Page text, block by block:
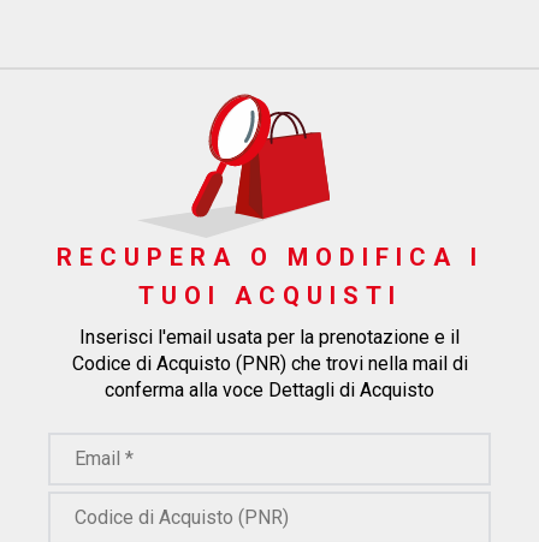
RECUPERA O MODIFICA I
TUOI ACQUISTI
Inserisci l'email usata per la prenotazione e il
Codice di Acquisto (PNR) che trovi nella mail di
conferma alla voce Dettagli di Acquisto